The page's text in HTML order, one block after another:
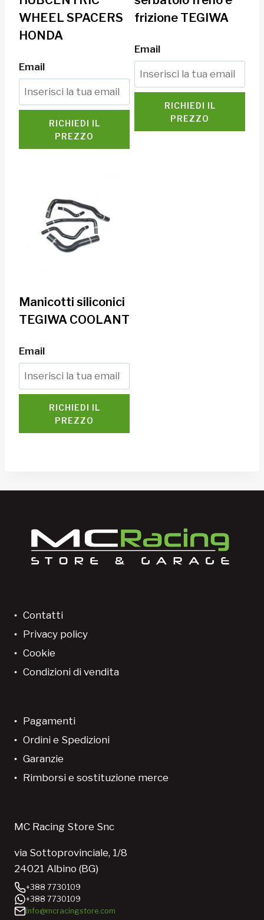
WHEEL SPACERS
HONDA
Email
RICHIEDI IL
PREZZO
frizione TEGIWA
Email
RICHIEDI IL
PREZZO
Manicotti siliconici
TEGIWA COOLANT
Email
RICHIEDI IL
PREZZO
Contatti
Privacy policy
Cookie
Condizioni di vendita
Pagamenti
Ordini e Spedizioni
Garanzie
Rimborsi e sostituzione merce
MC Racing Store Snc
via Sottoprovinciale, 1/8
24021 Albino (BG)
+388 7730109
+388 7730109
info@mcracingstore.com